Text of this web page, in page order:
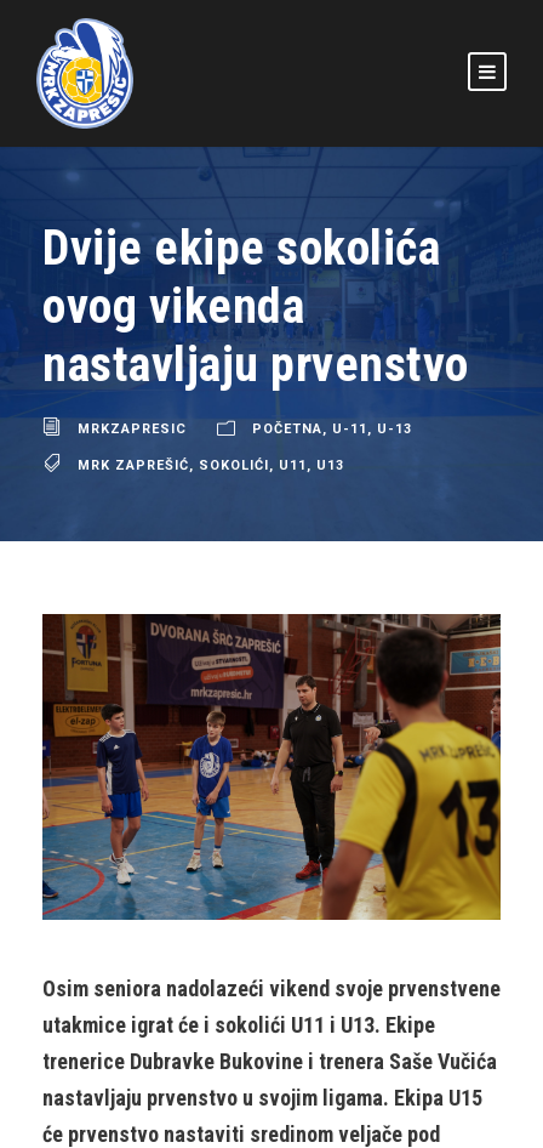
Dvije ekipe sokolića
ovog vikenda
nastavljaju prvenstvo
MRKZAPRESIC POČETNA U-11 U-13
MRK ZAPREŠIĆ SOKOLIĆI U11 U13
Osim seniora nadolazeći vikend svoje prvenstvene
utakmice igrat će i sokolići U11 i U13. Ekipe
trenerice Dubravke Bukovine i trenera Saše Vučića
nastavljaju prvenstvo u svojim ligama. Ekipa U15
će prvenstvo nastaviti sredinom veljače pod